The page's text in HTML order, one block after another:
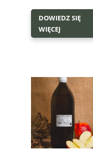
DOWIEDZ SIĘ
WIĘCEJ